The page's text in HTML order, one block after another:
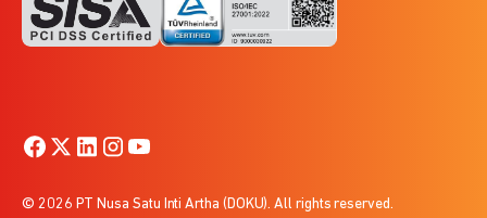
© 2026 PT Nusa Satu Inti Artha (DOKU). All rights reserved.